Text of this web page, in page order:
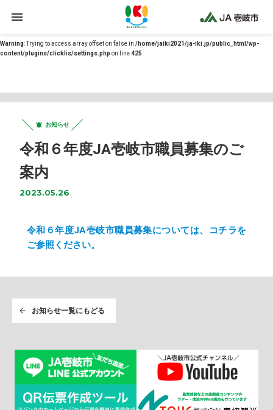
Warning
/home/jaiki2021/ja-iki.jp/public_html/wp-
on line12
Warning: Trying to access array offset on false in /home/jaiki2021/ja-iki.jp/public_html/wp-
content/plugins/clicklis/settings.php on line425
お知らせ
令和６年度JA壱岐市職員募集のご
案内
2023.05.26
令和６年度JA壱岐市職員募集については、コチラを
ご参照ください。
お知らせ一覧にもどる